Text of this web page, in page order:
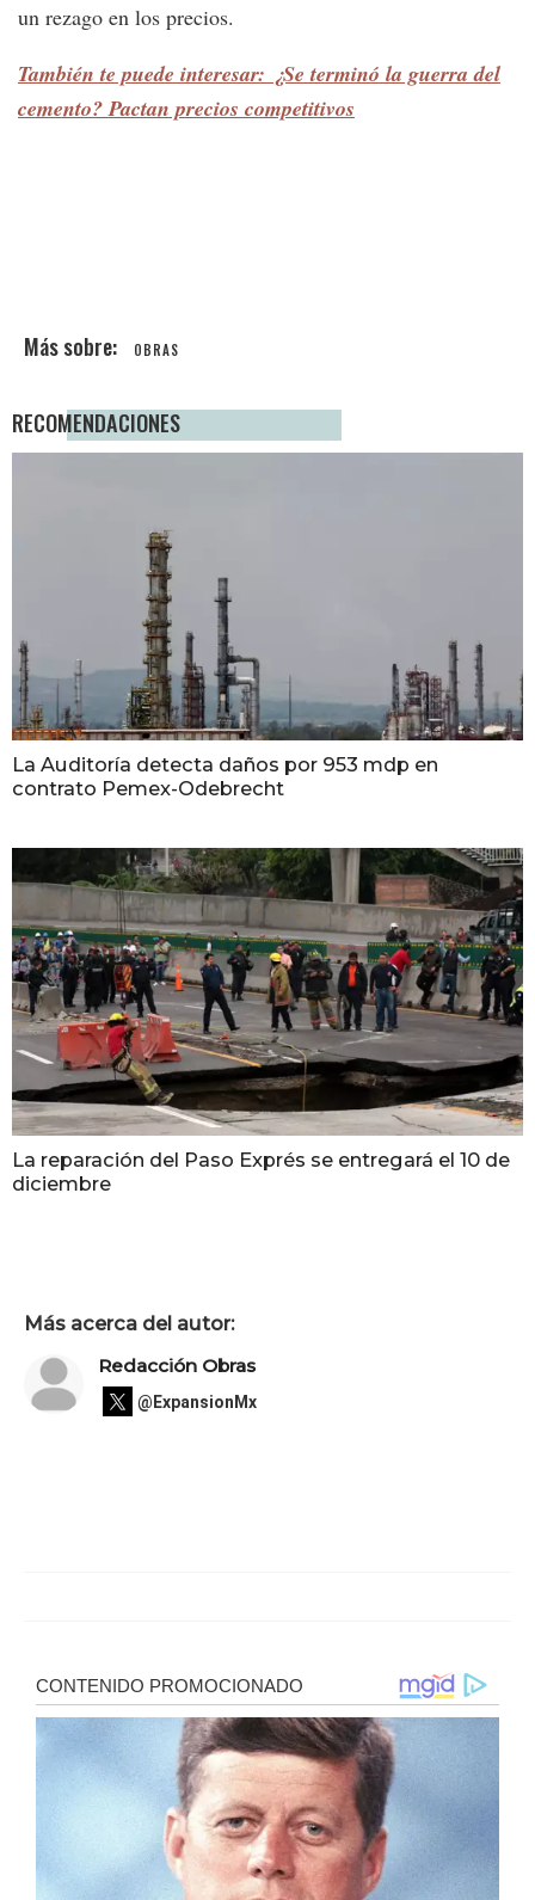
un rezago en los precios.
También te puede interesar: ¿Se terminó la guerra del
cemento? Pactan precios competitivos
OBRAS
RECOMENDACIONES
La Auditoría detecta daños por 953 mdp en
contrato Pemex-Odebrecht
La reparación del Paso Exprés se entregará el 10 de
diciembre
Más acerca del autor:
Redacción Obras
@ExpansionMx